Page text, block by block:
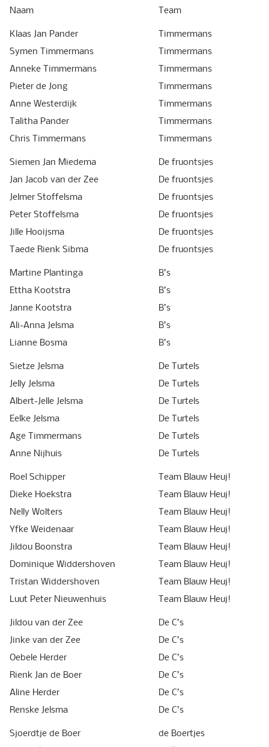
Naam
Team
Klaas Jan Pander
Timmermans
Symen Timmermans
Timmermans
Anneke Timmermans
Timmermans
Pieter de Jong
Timmermans
Anne Westerdijk
Timmermans
Talitha Pander
Timmermans
Chris Timmermans
Timmermans
Siemen Jan Miedema
De fruontsjes
Jan Jacob van der Zee
De fruontsjes
Jelmer Stoffelsma
De fruontsjes
Peter Stoffelsma
De fruontsjes
Jille Hooijsma
De fruontsjes
Taede Rienk Sibma
De fruontsjes
Martine Plantinga
B’s
Ettha Kootstra
B’s
Janne Kootstra
B’s
Ali-Anna Jelsma
B’s
Lianne Bosma
B’s
Sietze Jelsma
De Turtels
Jelly Jelsma
De Turtels
Albert-Jelle Jelsma
De Turtels
Eelke Jelsma
De Turtels
Age Timmermans
De Turtels
Anne Nijhuis
De Turtels
Roel Schipper
Team Blauw Heuj!
Dieke Hoekstra
Team Blauw Heuj!
Nelly Wolters
Team Blauw Heuj!
Yfke Weidenaar
Team Blauw Heuj!
Jildou Boonstra
Team Blauw Heuj!
Dominique Widdershoven
Team Blauw Heuj!
Tristan Widdershoven
Team Blauw Heuj!
Luut Peter Nieuwenhuis
Team Blauw Heuj!
Jildou van der Zee
De C’s
Jinke van der Zee
De C’s
Oebele Herder
De C’s
Rienk Jan de Boer
De C’s
Aline Herder
De C’s
Renske Jelsma
De C’s
Sjoerdtje de Boer
de Boertjes